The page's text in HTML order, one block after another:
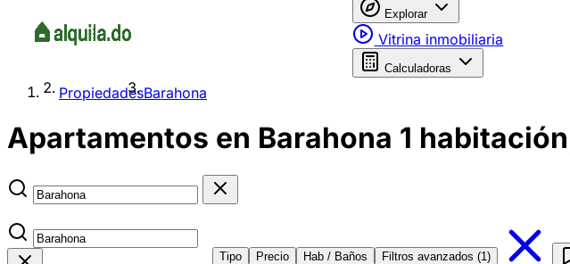
Explorar
Vitrina inmobiliaria
Calculadoras
PropiedadesBarahona
Apartamentos en Barahona 1
Tipo Precio Hab / Baños Filtros avanzados (1)